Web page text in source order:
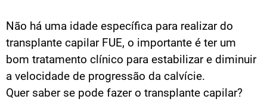
Não há uma idade específica para realizar do
transplante capilar FUE, o importante é ter um
bom tratamento clínico para estabilizar e diminuir
a velocidade de progressão da calvície.
Quer saber se pode fazer o transplante capilar?